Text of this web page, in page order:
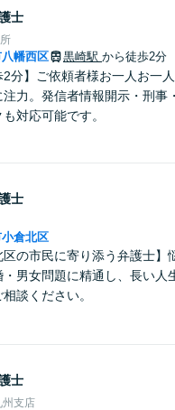
士
幡西区 黒崎駅 から徒歩2分
2分】ご依頼者様お一人お一
力。発信者情報開示・刑
対応可能です。
士
倉北区
区の市民に寄り添う弁護士
・男女問題に精通し、長い人
談ください。
士
州支店